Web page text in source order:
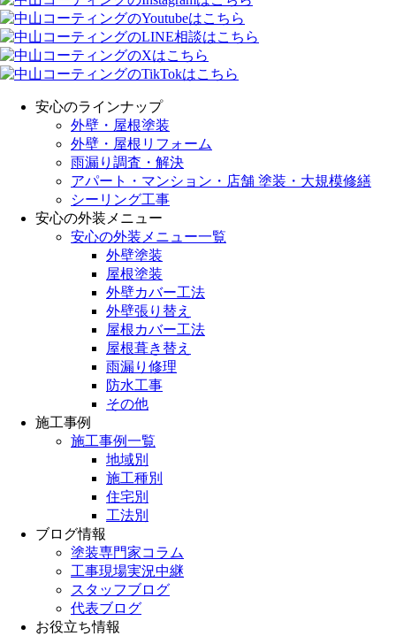
安心のラインナップ
外壁・屋根塗装
外壁・屋根リフォーム
雨漏り調査・解決
アパート・マンション・店舗 塗装・大規模修繕
シーリング工事
安心の外装メニュー
安心の外装メニュー一覧
外壁塗装
屋根塗装
外壁カバー工法
外壁張り替え
屋根カバー工法
屋根葺き替え
雨漏り修理
防水工事
その他
施工事例
施工事例一覧
地域別
施工種別
住宅別
工法別
ブログ情報
塗装専門家コラム
工事現場実況中継
スタッフブログ
代表ブログ
お役立ち情報